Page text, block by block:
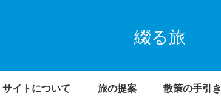
綴る旅
サイトについて 旅の提案 散策の手引き